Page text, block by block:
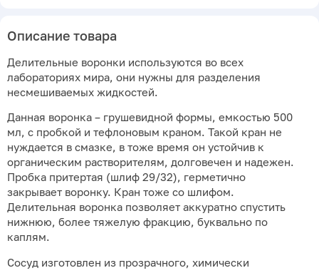
Описание товара
Делительные воронки используются во всех
лабораториях мира, они нужны для разделения
несмешиваемых жидкостей.
Данная воронка – грушевидной формы, емкостью 500
мл, с пробкой и тефлоновым краном. Такой кран не
нуждается в смазке, в тоже время он устойчив к
органическим растворителям, долговечен и надежен.
Пробка притертая (шлиф 29/32), герметично
закрывает воронку. Кран тоже со шлифом.
Делительная воронка позволяет аккуратно спустить
нижнюю, более тяжелую фракцию, буквально по
каплям.
Сосуд изготовлен из прозрачного, химически